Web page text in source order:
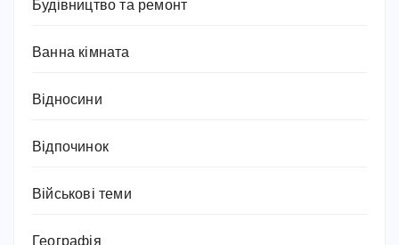
Будівництво та ремонт
Ванна кімната
Відносини
Відпочинок
Військові теми
Географія